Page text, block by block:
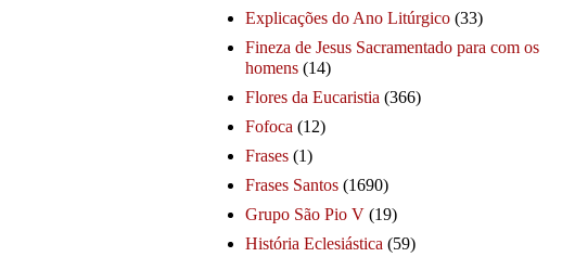
Explicações do Ano Litúrgico (33)
Fineza de Jesus Sacramentado para com os
homens (14)
Flores da Eucaristia (366)
Fofoca (12)
Frases (1)
Frases Santos (1690)
Grupo São Pio V (19)
História Eclesiástica (59)